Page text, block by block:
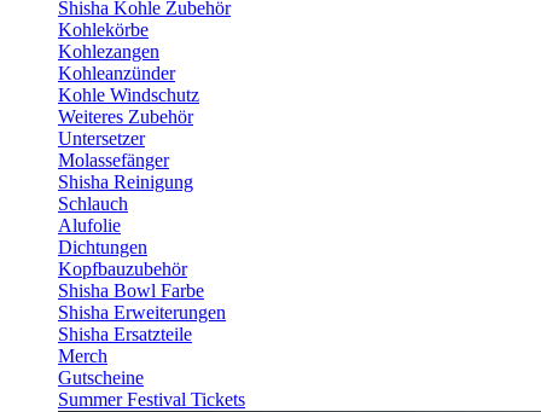
Shisha Kohle Zubehör
Kohlekörbe
Kohlezangen
Kohleanzünder
Kohle Windschutz
Weiteres Zubehör
Untersetzer
Molassefänger
Shisha Reinigung
Schlauch
Alufolie
Dichtungen
Kopfbauzubehör
Shisha Bowl Farbe
Shisha Erweiterungen
Shisha Ersatzteile
Merch
Gutscheine
Summer Festival Tickets